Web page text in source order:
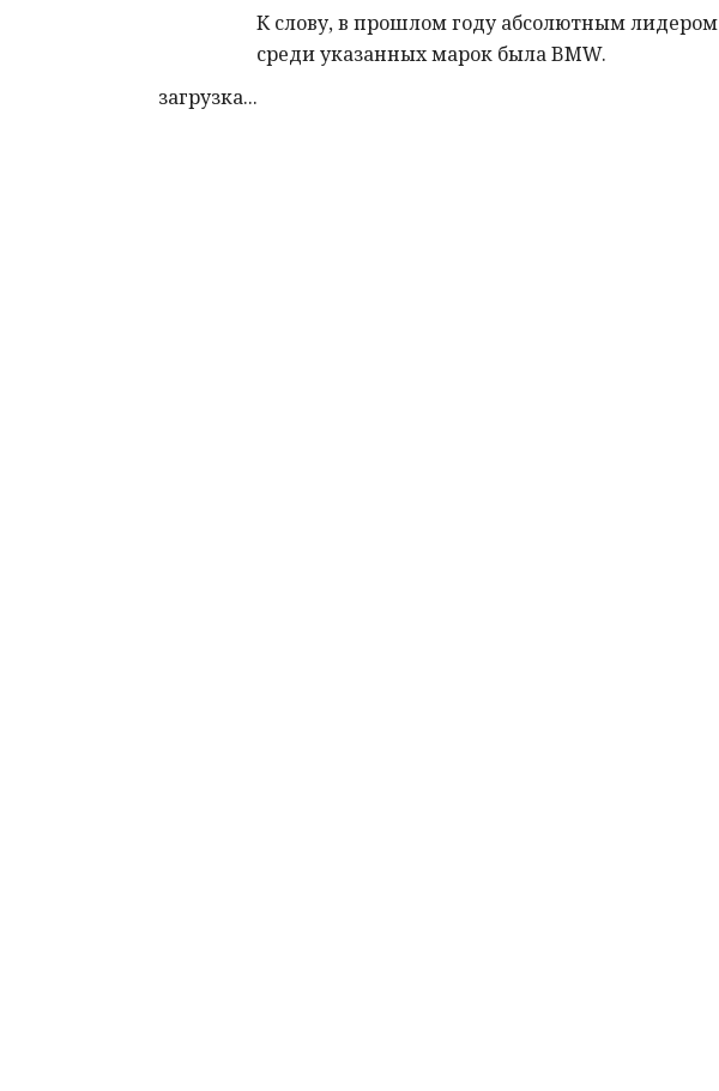
К слову, в прошлом году абсолютным лидером
среди указанных марок была BMW.
загрузка...